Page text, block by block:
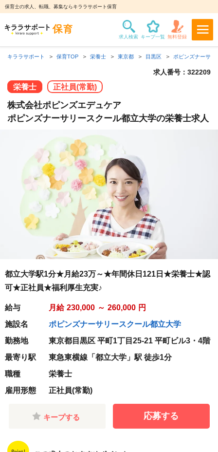
保育士の求人、転職、募集ならキララサポート保育
キララサポート 保育TOP 栄養士 東京都 目黒区 ポピンズナーサ
求人番号：322209
栄養士 正社員(常勤)
株式会社ポピンズエデュケア
ポピンズナーサリースクール都立大学の栄養士求人
都立大学駅1分★月給23万～★年間休日121日★栄養士★認
可★正社員★福利厚生充実♪
給与 月給 230,000 ～ 260,000 円
施設名
ポピンズナーサリースクール都立大学
勤務地
東京都目黒区 平町1丁目25-21 平町ビル3・4階
最寄り駅
東急東横線「都立大学」駅 徒歩1分
職種
栄養士
雇用形態
正社員(常勤)
キープする 応募する